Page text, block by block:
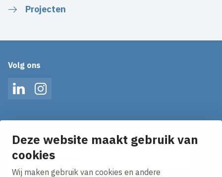
Deze website maakt gebruik van
cookies
Wij maken gebruik van cookies en andere
Projecten
Volg ons
LinkedInInstagram
Ontvang onze nieuws alerts in je mailbox!
E-mailadres
Ik ga akkoord met hetprivacy statement.